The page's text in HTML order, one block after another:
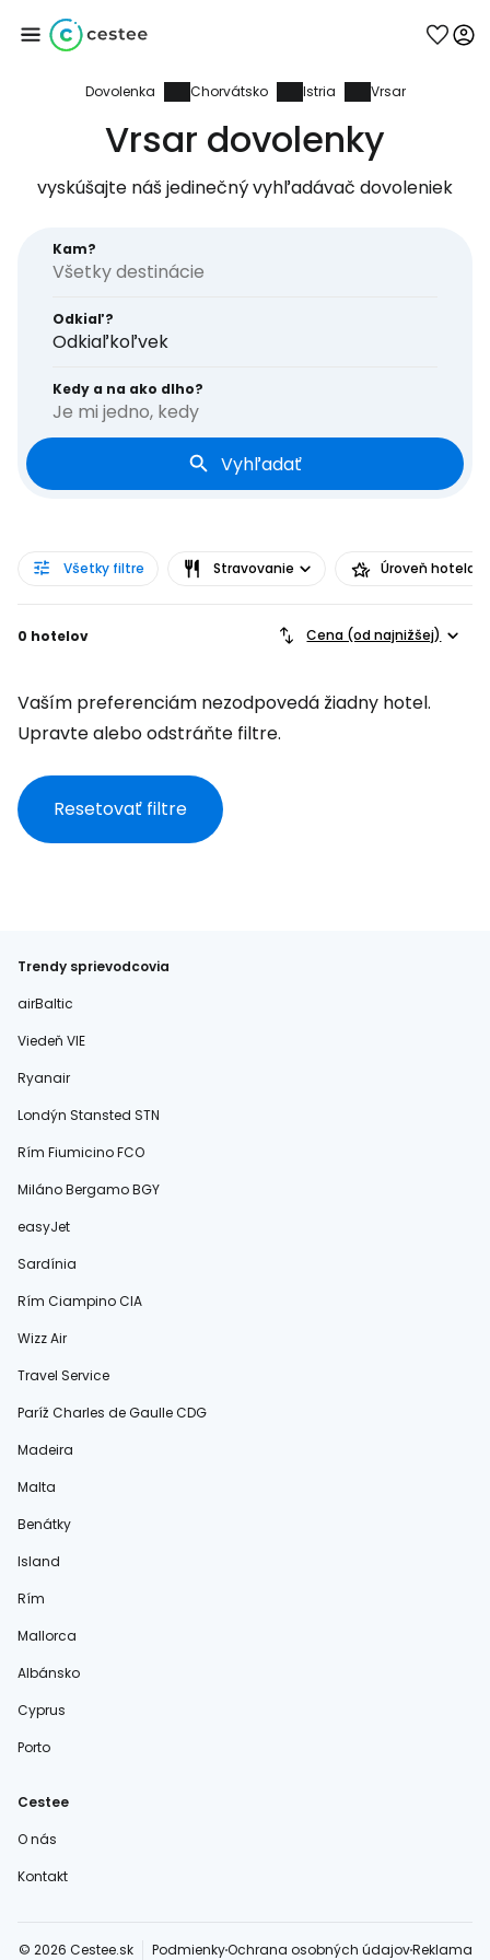
Dovolenka Chorvátsko Istria Vrsar
Vrsar dovolenky
vyskúšajte náš jedinečný vyhľadávač dovoleniek
Kam?
Odkiaľ?
Odkiaľkoľvek
Kedy a na ako dlho?
Je mi jedno, kedy
Vyhľadať
Všetky filtre Stravovanie Úroveň hotela
0 hotelov Cena (od najnižšej)
Vaším preferenciám nezodpovedá žiadny hotel.
Upravte alebo odstráňte filtre.
Resetovať filtre
Trendy sprievodcovia
airBaltic
Viedeň VIE
Ryanair
Londýn Stansted STN
Rím Fiumicino FCO
Miláno Bergamo BGY
easyJet
Sardínia
Rím Ciampino CIA
Wizz Air
Travel Service
Paríž Charles de Gaulle CDG
Madeira
Malta
Benátky
Island
Rím
Mallorca
Albánsko
Cyprus
Porto
Cestee
O nás
Kontakt
© 2026 Cestee.sk PodmienkyOchrana osobných údajovReklama
Prihláste sa do
služby Cestee
Pokračovať na Facebooku
Pokračovať s e-mailom